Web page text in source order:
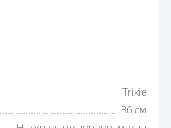
Trixie
36 см